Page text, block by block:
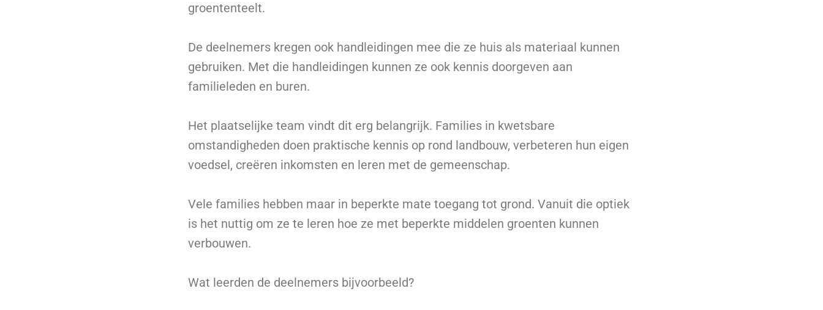
groententeelt.
De deelnemers kregen ook handleidingen mee die ze huis als materiaal kunnen
gebruiken. Met die handleidingen kunnen ze ook kennis doorgeven aan
familieleden en buren.
Het plaatselijke team vindt dit erg belangrijk. Families in kwetsbare
omstandigheden doen praktische kennis op rond landbouw, verbeteren hun eigen
voedsel, creëren inkomsten en leren met de gemeenschap.
Vele families hebben maar in beperkte mate toegang tot grond. Vanuit die optiek
is het nuttig om ze te leren hoe ze met beperkte middelen groenten kunnen
verbouwen.
Wat leerden de deelnemers bijvoorbeeld?